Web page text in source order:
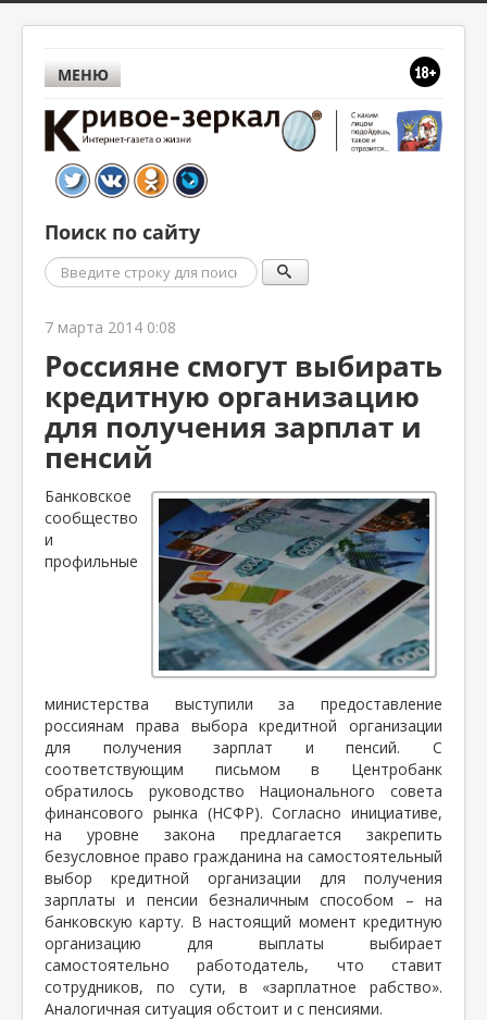
МЕНЮ
Поиск по сайту
Поиск
7 марта 2014 0:08
Россияне смогут выбирать
кредитную организацию
для получения зарплат и
пенсий
Банковское
сообщество
и
профильные
министерства выступили за предоставление
россиянам права выбора кредитной организации
для получения зарплат и пенсий. С
соответствующим письмом в Центробанк
обратилось руководство Национального совета
финансового рынка (НСФР). Согласно инициативе,
на уровне закона предлагается закрепить
безусловное право гражданина на самостоятельный
выбор кредитной организации для получения
зарплаты и пенсии безналичным способом – на
банковскую карту. В настоящий момент кредитную
организацию для выплаты выбирает
самостоятельно работодатель, что ставит
сотрудников, по сути, в «зарплатное рабство».
Аналогичная ситуация обстоит и с пенсиями.